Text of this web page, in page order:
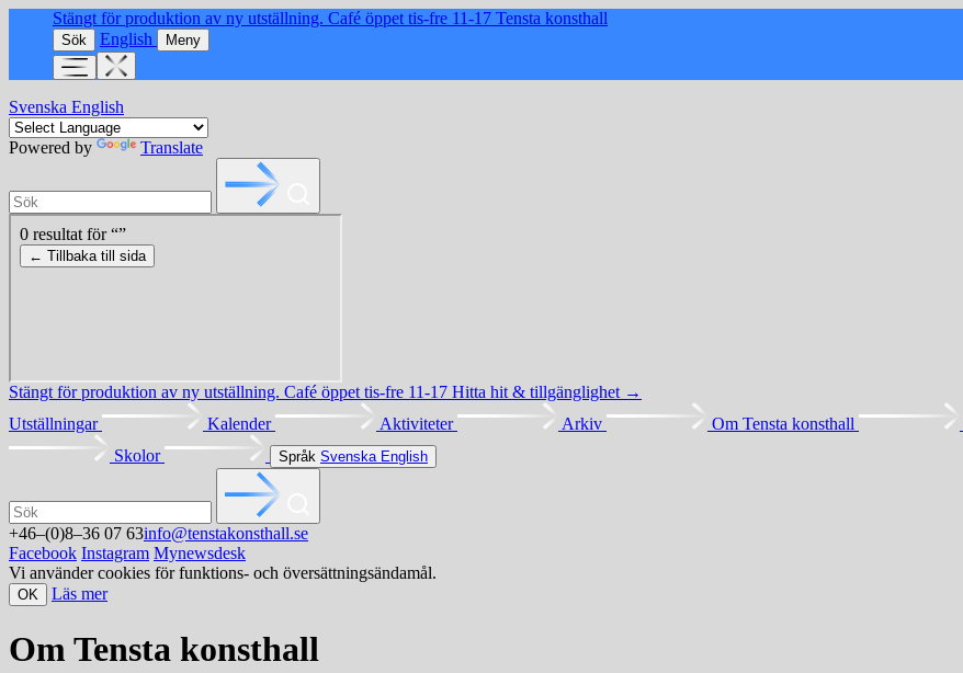
Stängt för produktion av ny utställning. Café öppet tis-fre 11-17 Tensta konsthall
Sök English Meny
Svenska English
Powered by Translate
Stängt för produktion av ny utställning. Café öppet tis-fre 11-17 Hitta hit & tillgänglighet →
Utställningar
Kalender Aktiviteter Arkiv Om Tensta konsthall
Skolor
Språk Svenska English
+46–(0)8–36 07 63info@tenstakonsthall.se
Facebook Instagram Mynewsdesk
Vi använder cookies för funktions- och översättningsändamål.
OK Läs mer
Om Tensta konsthall